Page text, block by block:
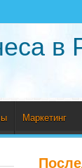
в
Маркетинг